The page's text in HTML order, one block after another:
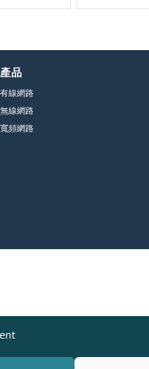
產品
有線網路
無線網路
寬頻網路